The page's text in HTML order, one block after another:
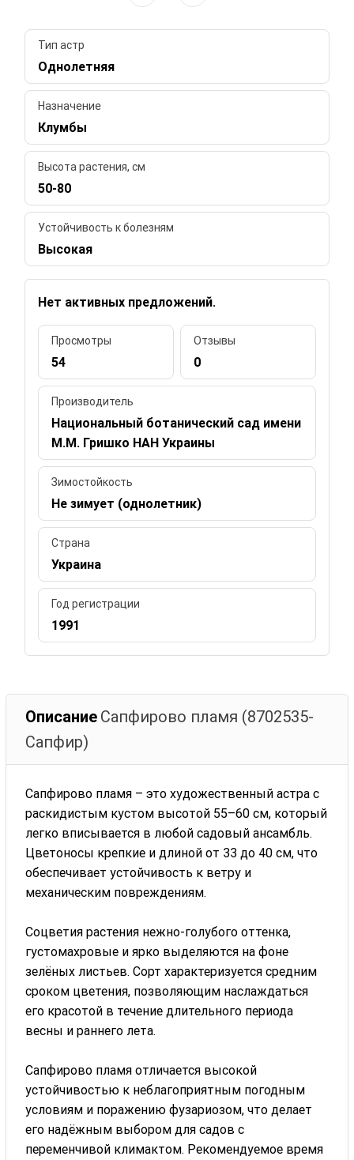
Тип астр
Однолетняя
Назначение
Клумбы
Высота растения, см
50-80
Устойчивость к болезням
Высокая
Нет активных предложений.
Просмотры
54
Отзывы
0
Производитель
Национальный ботанический сад имени
М.М. Гришко НАН Украины
Зимостойкость
Не зимует (однолетник)
Страна
Украина
Год регистрации
1991
Описание Сапфирово пламя (8702535-
Сапфир)
Сапфирово пламя – это художественный астра с
раскидистым кустом высотой 55–60 см, который
легко вписывается в любой садовый ансамбль.
Цветоносы крепкие и длиной от 33 до 40 см, что
обеспечивает устойчивость к ветру и
механическим повреждениям.
Соцветия растения нежно-голубого оттенка,
густомахровые и ярко выделяются на фоне
зелёных листьев. Сорт характеризуется средним
сроком цветения, позволяющим наслаждаться
его красотой в течение длительного периода
весны и раннего лета.
Сапфирово пламя отличается высокой
устойчивостью к неблагоприятным погодным
условиям и поражению фузариозом, что делает
его надёжным выбором для садов с
переменчивой климактом. Рекомендуемое время